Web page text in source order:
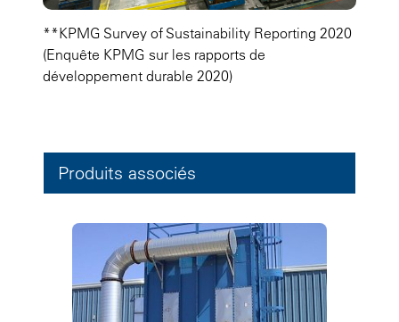
**KPMG Survey of Sustainability Reporting 2020
(Enquête KPMG sur les rapports de
développement durable 2020)
Produits associés